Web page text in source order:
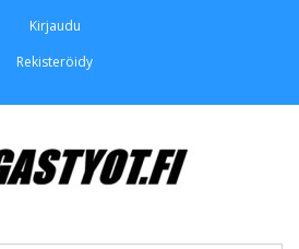
Kirjaudu
Rekisteröidy